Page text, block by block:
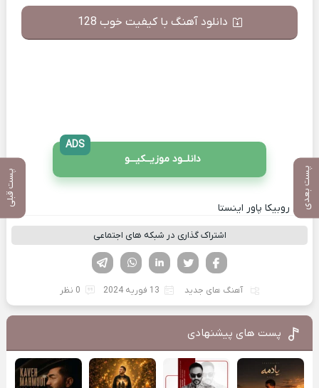
پست بعدی پست قبلی
دانلود آهنگ با کیفیت خوب 128
دانلــود موزیــکیـــو
ADS
کانال روبیکا پاور اینستا
اشتراک گذاری در شبکه های اجتماعی
لینکدین تویتر
فیسوک
آهنگ های جدید 13 فوریه 2024 0 نظر
پست های پیشنهادی